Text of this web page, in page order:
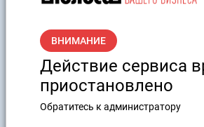
ВНИМАНИЕ
Действие сервиса
приостановлено
Обратитесь к администратору